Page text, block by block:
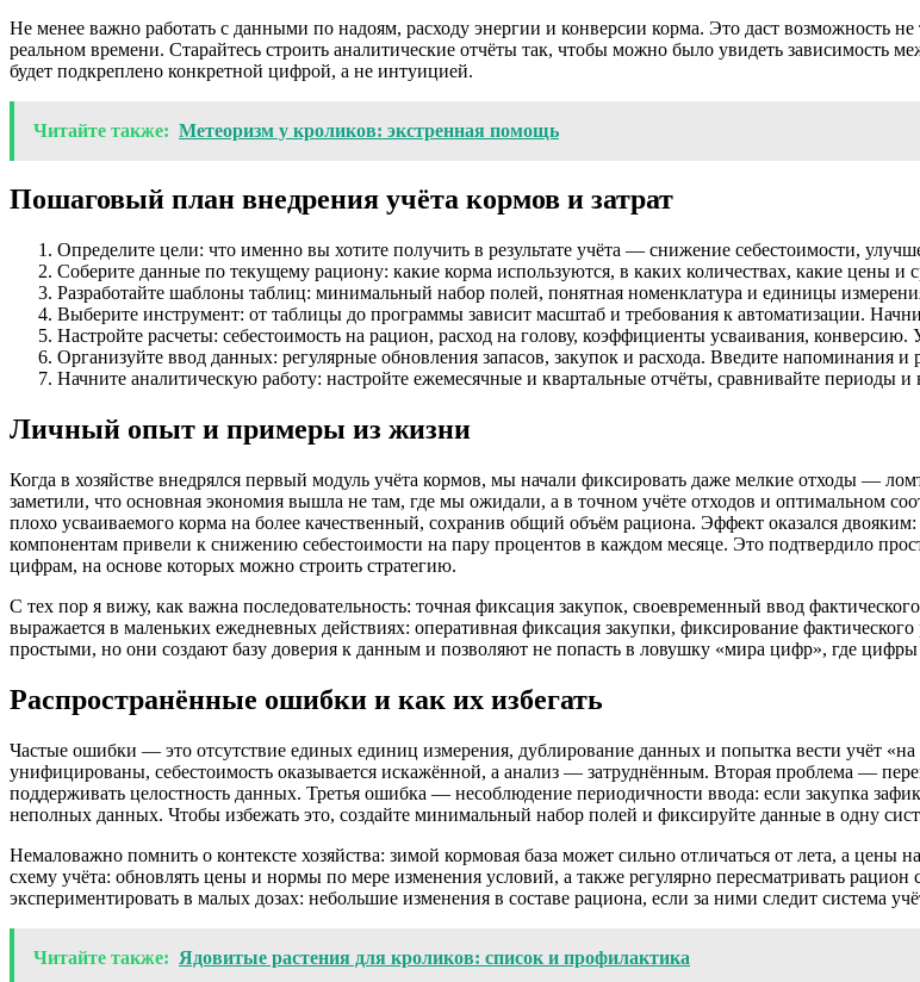
Не менее важно работать с данными по надоям, расходу энергии и конверсии корма. Это даст возможность
реальном времени. Старайтесь строить аналитические отчёты так, чтобы можно было увидеть
будет подкреплено конкретной цифрой, а не интуицией.
Читайте также: Метеоризм у кроликов: экстренная помощь
Пошаговый план внедрения учёта кормов и затрат
Определите цели: что именно вы хотите получить в результате учёта — снижение себестоимости,
Соберите данные по текущему рациону: какие корма используются, в каких количествах, какие цены и
Разработайте шаблоны таблиц: минимальный набор полей, понятная номенклатура и единицы
Выберите инструмент: от таблицы до программы зависит масштаб и требования к автоматизации.
Настройте расчеты: себестоимость на рацион, расход на голову, коэффициенты усваивания, конверсию.
Организуйте ввод данных: регулярные обновления запасов, закупок и расхода. Введите напоминания и
Начните аналитическую работу: настройте ежемесячные и квартальные отчёты, сравнивайте периоды
Личный опыт и примеры из жизни
Когда в хозяйстве внедрялся первый модуль учёта кормов, мы начали фиксировать даже мелкие отходы —
заметили, что основная экономия вышла не там, где мы ожидали, а в точном учёте отходов и оптимальном
плохо усваиваемого корма на более качественный, сохранив общий объём рациона. Эффект оказался
компонентам привели к снижению себестоимости на пару процентов в каждом месяце. Это подтвердило
цифрам, на основе которых можно строить стратегию.
С тех пор я вижу, как важна последовательность: точная фиксация закупок, своевременный ввод
выражается в маленьких ежедневных действиях: оперативная фиксация закупки, фиксирование
простыми, но они создают базу доверия к данным и позволяют не попасть в ловушку «мира цифр», где цифры
Распространённые ошибки и как их избегать
Частые ошибки — это отсутствие единых единиц измерения, дублирование данных и попытка вести учёт «на
унифицированы, себестоимость оказывается искажённой, а анализ — затруднённым. Вторая проблема —
поддерживать целостность данных. Третья ошибка — несоблюдение периодичности ввода: если закупка
неполных данных. Чтобы избежать это, создайте минимальный набор полей и фиксируйте данные в одну
Немаловажно помнить о контексте хозяйства: зимой кормовая база может сильно отличаться от лета, а
схему учёта: обновлять цены и нормы по мере изменения условий, а также регулярно пересматривать
экспериментировать в малых дозах: небольшие изменения в составе рациона, если за ними следит система
Читайте также: Ядовитые растения для кроликов: список и профилактика